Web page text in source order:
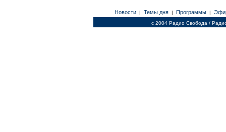
Новости | Темы дня | Программы |
c 2004 Радио Свобода /